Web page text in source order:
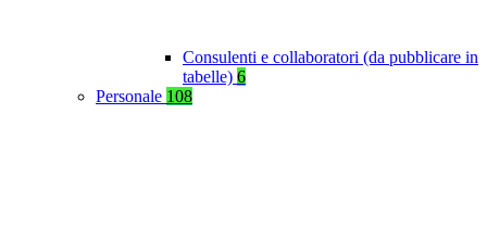
Consulenti e collaboratori (da pubblicare in
tabelle) 6
Personale 108